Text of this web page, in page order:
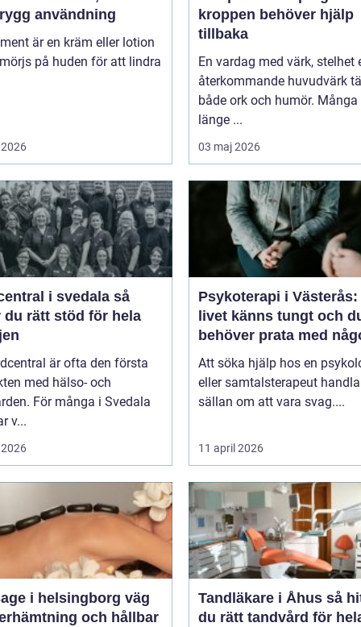
användning
är en kräm eller lotion
på huden för att lindra
kroppen behöver hjälp
tillbaka
En vardag med värk, stelhet
återkommande huvudvärk
både ork och humör. Många
länge ...
03 maj 2026
i svedala så
du rätt stöd för hela
är ofta den första
med hälso- och
För många i Svedala
v...
Psykoterapi i Västerås:
livet känns tungt och
behöver prata med
Att söka hjälp hos en
eller samtalsterapeut
sällan om att vara svag....
11 april 2026
i helsingborg väg
och hållbar
Tandläkare i Åhus så hittar
du rätt tandvård för